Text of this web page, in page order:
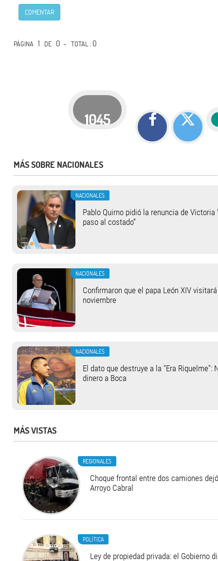
COMENTAR
PÁGINA 1 DE 0 -TOTAL: 0
1045
MÁS SOBRE NACIONALES
NACIONALES
Pablo Quirno pidió la renuncia de Victoria
paso al costado”
NACIONALES
Confirmaron que el papa León XIV
noviembre
NACIONALES
El dato que destruye a la "Era Riquelme":
dinero a Boca
MÁS VISTAS
REGIONALES
Choque frontal entre dos camiones
Arroyo Cabral
POLÍTICA
Ley de propiedad privada: el Gobierno